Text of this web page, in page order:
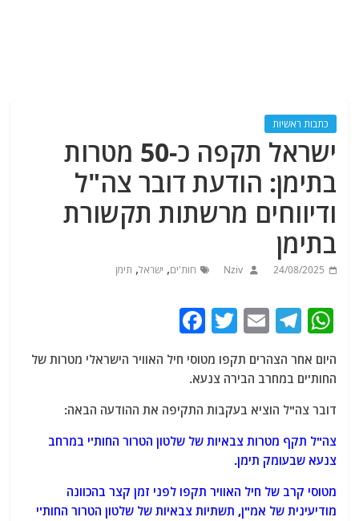
כתבות ראשיות
ישראל תקפה כ-50 מטרות
בתימן: הודעת דובר צה"ל
ודיווחים מרשתות תקשורת
בתימן
24/08/2025
Nziv חות'ים, ישראל, תימן
W
at
s
A
p
p
T
e
g
ra
m
E
ai
l
T
itt
er
a
c
e
b
o
k
היום אחר הצהרים תקפו מטוסי חיל האוויר הישראלי מטרות של
החות'ים במחרב הבירה צנעא.
דובר צה"ל הוציא בעקבות התקיפה את ההודעה הבאה:
צה"ל תקף מטרות צבאיות של שלטון הטרור החות'י במרחב
צנעא שבעומק תימן.
מטוסי קרב של חיל האוויר תקפו לפני זמן קצר בהכוונה
מודיעינית של אמ"ן, תשתיות צבאיות של שלטון הטרור החות'י